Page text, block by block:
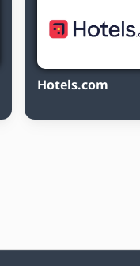
Hotels.com